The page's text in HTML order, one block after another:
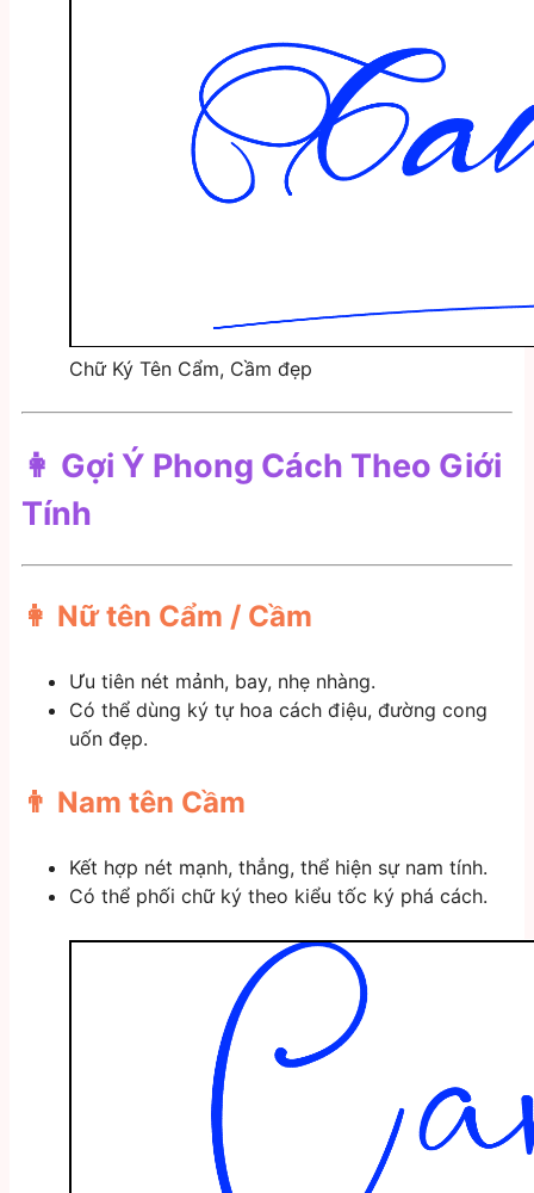
Chữ Ký Tên Cẩm, Cầm đẹp
👩 Gợi Ý Phong Cách Theo Giới
Tính
👩 Nữ tên Cẩm / Cầm
Ưu tiên nét mảnh, bay, nhẹ nhàng.
Có thể dùng ký tự hoa cách điệu, đường cong
uốn đẹp.
👨 Nam tên Cầm
Kết hợp nét mạnh, thẳng, thể hiện sự nam tính.
Có thể phối chữ ký theo kiểu tốc ký phá cách.